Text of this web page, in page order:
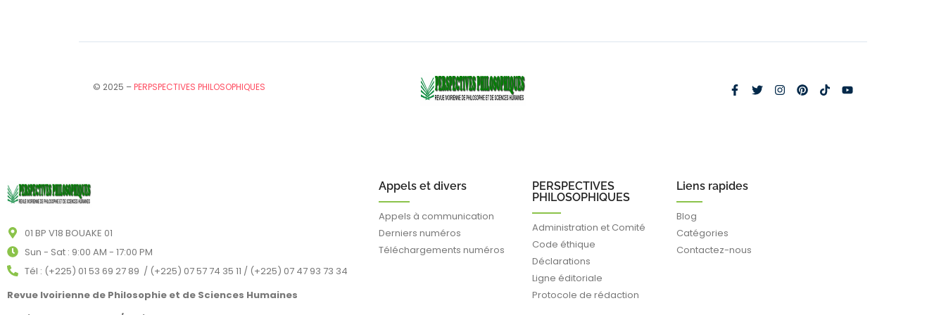
© 2025 –PERPSPECTIVES PHILOSOPHIQUES
01 BP V18 BOUAKE 01
Sun - Sat : 9:00 AM - 17:00 PM
Tél : (+225) 01 53 69 27 89 / (+225) 07 57 74 35 11 / (+225) 07 47 93 73 34
Revue Ivoirienne de Philosophie et de Sciences Humaines
Appels et divers
Appels à communication
Derniers numéros
Téléchargements numéros
PERSPECTIVES
PHILOSOPHIQUES
Administration et Comité
Code éthique
Déclarations
Ligne éditoriale
Protocole de rédaction
Liens rapides
Blog
Catégories
Contactez-nous